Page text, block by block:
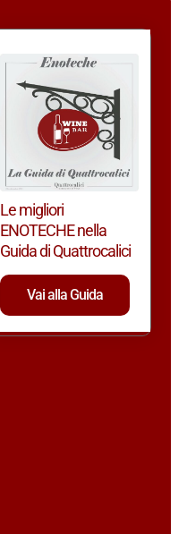
Le migliori
ENOTECHE nella
Guida di Quattrocalici
Vai alla Guida